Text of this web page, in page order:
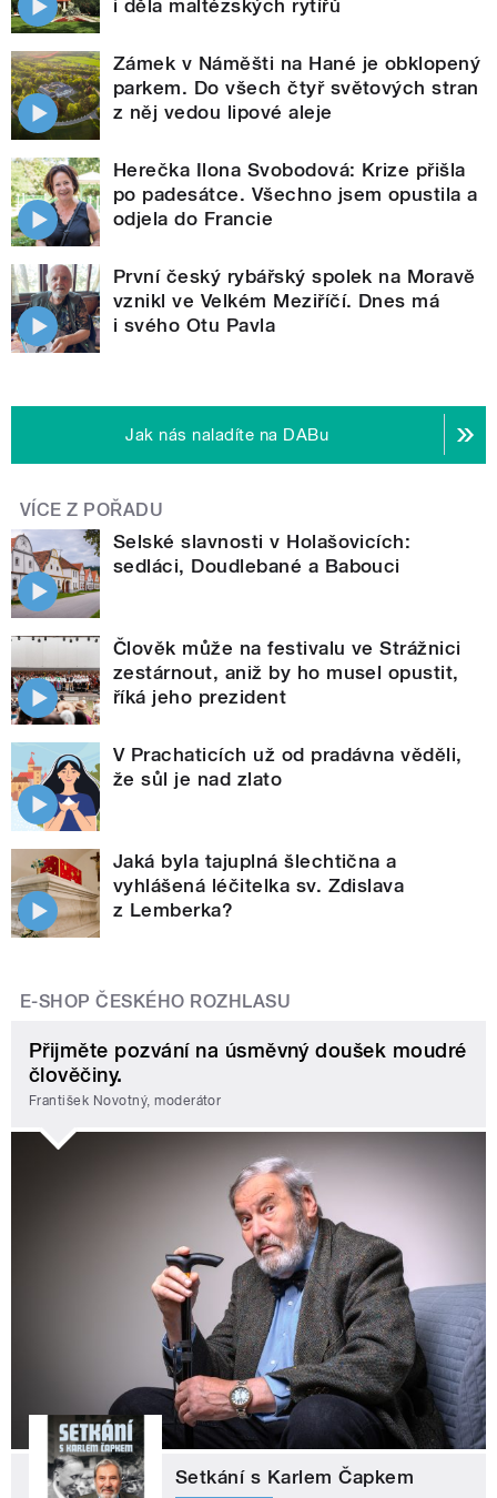
i děla maltézských rytířů
Zámek v Náměšti na Hané je obklopený
parkem. Do všech čtyř světových stran
z něj vedou lipové aleje
Herečka Ilona Svobodová: Krize přišla
po padesátce. Všechno jsem opustila a
odjela do Francie
První český rybářský spolek na Moravě
vznikl ve Velkém Meziříčí. Dnes má
i svého Otu Pavla
Jak nás naladíte na DABu
VÍCE Z POŘADU
Selské slavnosti v Holašovicích:
sedláci, Doudlebané a Babouci
Člověk může na festivalu ve Strážnici
zestárnout, aniž by ho musel opustit,
říká jeho prezident
V Prachaticích už od pradávna věděli,
že sůl je nad zlato
Jaká byla tajuplná šlechtična a
vyhlášená léčitelka sv. Zdislava
z Lemberka?
E-SHOP ČESKÉHO ROZHLASU
Přijměte pozvání na úsměvný doušek moudré
člověčiny.
František Novotný, moderátor
Setkání s Karlem Čapkem